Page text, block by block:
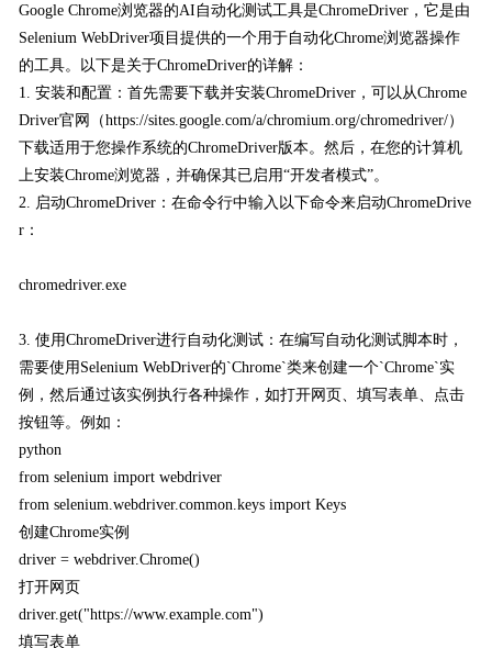
Google Chrome浏览器的AI自动化测试工具是ChromeDriver，它是由
Selenium WebDriver项目提供的一个用于自动化Chrome浏览器操作
的工具。以下是关于ChromeDriver的详解：
1. 安装和配置：首先需要下载并安装ChromeDriver，可以从Chrome
Driver官网（https://sites.google.com/a/chromium.org/chromedriver/）
下载适用于您操作系统的ChromeDriver版本。然后，在您的计算机
上安装Chrome浏览器，并确保其已启用“开发者模式”。
2. 启动ChromeDriver：在命令行中输入以下命令来启动ChromeDrive
r：
chromedriver.exe
3. 使用ChromeDriver进行自动化测试：在编写自动化测试脚本时，
需要使用Selenium WebDriver的`Chrome`类来创建一个`Chrome`实
例，然后通过该实例执行各种操作，如打开网页、填写表单、点击
按钮等。例如：
python
from selenium import webdriver
from selenium.webdriver.common.keys import Keys
创建Chrome实例
driver = webdriver.Chrome()
打开网页
driver.get("https://www.example.com")
填写表单